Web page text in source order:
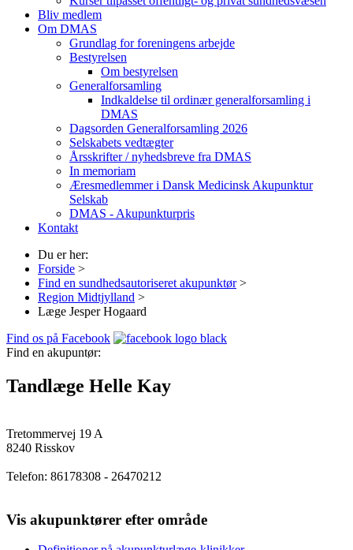
Bliv medlem
Om DMAS
Grundlag for foreningens arbejde
Bestyrelsen
Om bestyrelsen
Generalforsamling
Indkaldelse til ordinær generalforsamling i
DMAS
Dagsorden Generalforsamling 2026
Selskabets vedtægter
Årsskrifter / nyhedsbreve fra DMAS
In memoriam
Æresmedlemmer i Dansk Medicinsk Akupunktur
Selskab
DMAS - Akupunkturpris
Kontakt
Du er her:
Forside >
Find en sundhedsautoriseret akupunktør >
Region Midtjylland >
Læge Jesper Hogaard
Find os på Facebook
Find en akupuntør:
Tandlæge Helle Kay
Tretommervej 19 A
8240 Risskov
Telefon: 86178308 - 26470212
Vis akupunktører efter område